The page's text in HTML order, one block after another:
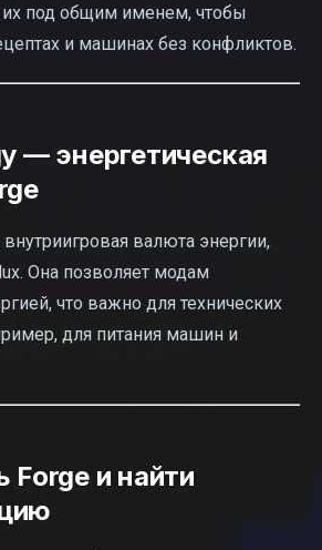
их под общим именем, чтобы
и машинах без конфликтов.
— энергетическая
валюта энергии,
Она позволяет модам
что важно для технических
для питания машин и
Forge и найти